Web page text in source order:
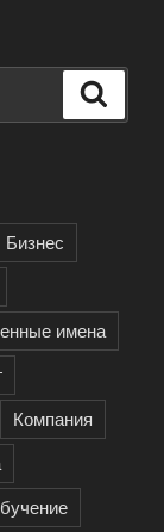
Бизнес
имена
Компания